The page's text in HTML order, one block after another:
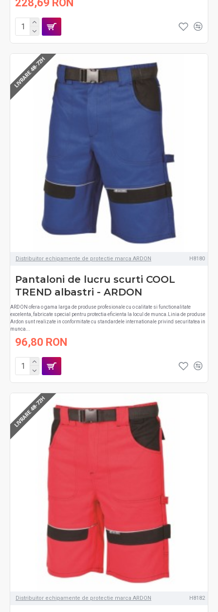
228,69 RON
LIVRARE 48-72H
Distribuitor echipamente de protectie marca ARDON H8180
Pantaloni de lucru scurti COOL
TREND albastri - ARDON
ARDON ofera o gama larga de produse profesionale cu o calitate si functionalitate
excelenta, fabricate special pentru protectia eficienta la locul de munca.Linia de produse
Ardon sunt realizate in conformitate cu standardele internationale privind securitatea in
munca...
96,80 RON
LIVRARE 48-72H
Distribuitor echipamente de protectie marca ARDON H8182